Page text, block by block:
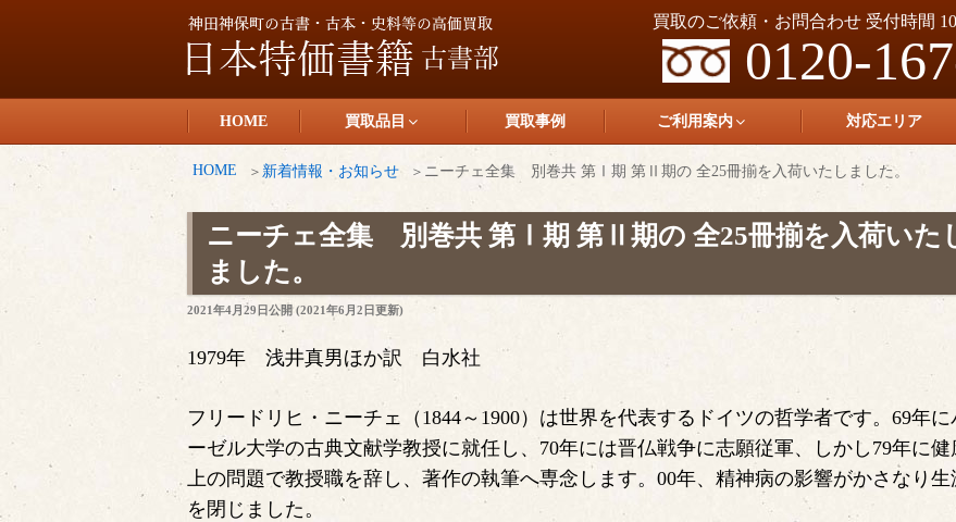
買取のご依頼・お問合わせ 受付時間
0120-
日本特価書籍
HOME 買取品目 買取事例 ご利用案内 対応エリア
HOME 新着情報・お知らせ ニーチェ全集 別巻共 第Ⅰ期 第Ⅱ期の 全25冊揃を入荷いたしました。
ニーチェ全集 別巻共 第Ⅰ期 第Ⅱ期の 全25冊揃を入荷いた
ました。
投
2021年4月29日公開 (2021年6月2日 更新)
1979年 浅井真男ほか訳 白水社
フリードリヒ・ニーチェ（1844～1900）は世界を代表するドイツの哲学者です。69年に
ーゼル大学の古典文献学教授に就任し、70年には晋仏戦争に志願従軍、しかし79年に健
上の問題で教授職を辞し、著作の執筆へ専念します。00年、精神病の影響がかさなり生
を閉じました。